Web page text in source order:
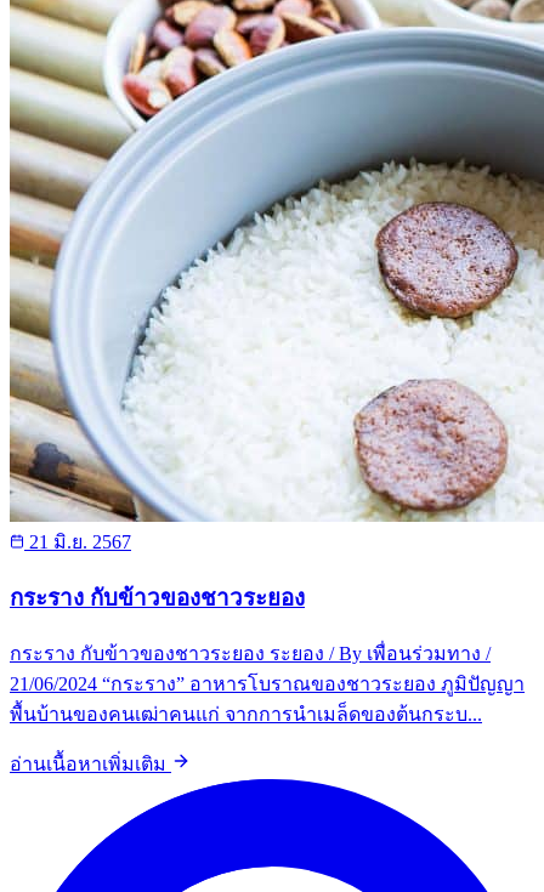
21 มิ.ย. 2567
กระราง กับข้าวของชาวระยอง
กระราง กับข้าวของชาวระยอง ระยอง / By เพื่อนร่วมทาง /
21/06/2024 “กระราง” อาหารโบราณของชาวระยอง ภูมิปัญญา
พื้นบ้านของคนเฒ่าคนแก่ จากการนำเมล็ดของต้นกระบ...
อ่านเนื้อหาเพิ่มเติม